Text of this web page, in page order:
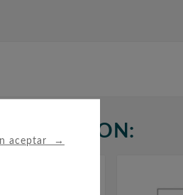
aceptar →